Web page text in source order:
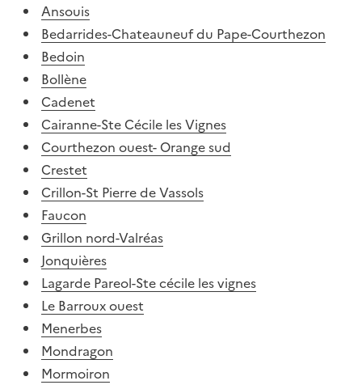
Ansouis
Bedarrides-Chateauneuf du Pape-Courthezon
Bedoin
Bollène
Cadenet
Cairanne-Ste Cécile les Vignes
Courthezon ouest- Orange sud
Crestet
Crillon-St Pierre de Vassols
Faucon
Grillon nord-Valréas
Jonquières
Lagarde Pareol-Ste cécile les vignes
Le Barroux ouest
Menerbes
Mondragon
Mormoiron